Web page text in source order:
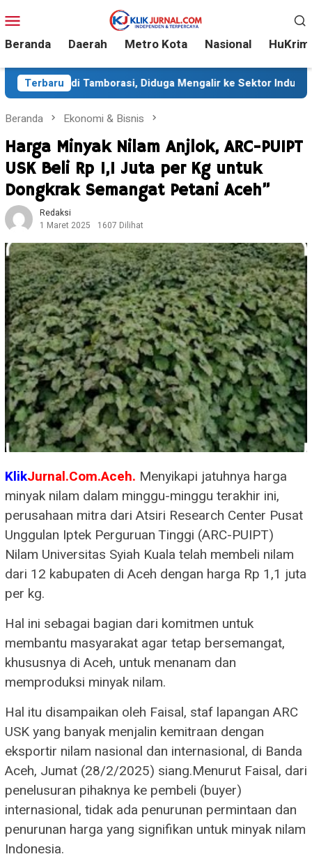
ke
kontenMobile
Beranda Daerah Metro Kota Nasional HuKrim
Terbaru
Tamborasi, Diduga Mengalir ke Sektor Industri
Beranda Ekonomi & Bisnis
Harga Minyak Nilam Anjlok, ARC-PUIPT
USK Beli Rp 1,1 Juta per Kg untuk
Dongkrak Semangat Petani Aceh”
Redaksi
1 Maret 2025
1607 Dilihat
KlikJurnal.Com.Aceh. Menyikapi jatuhnya harga
minyak nilam dalam minggu-minggu terakhir ini,
perusahaan mitra dari Atsiri Research Center Pusat
Unggulan Iptek Perguruan Tinggi (ARC-PUIPT)
Nilam Universitas Syiah Kuala telah membeli nilam
dari 12 kabupaten di Aceh dengan harga Rp 1,1 juta
per kg.
Hal ini sebagai bagian dari komitmen untuk
membantu masyarakat agar tetap bersemangat,
khususnya di Aceh, untuk menanam dan
memproduksi minyak nilam.
Hal itu disampaikan oleh Faisal, staf lapangan ARC
USK yang banyak menjalin kemitraan dengan
eksportir nilam nasional dan internasional, di Banda
Aceh, Jumat (28/2/2025) siang.Menurut Faisal, dari
penelusuran pihaknya ke pembeli (buyer)
internasional, tidak ada penurunan permintaan dan
penurunan harga yang signifikan untuk minyak nilam
Indonesia.